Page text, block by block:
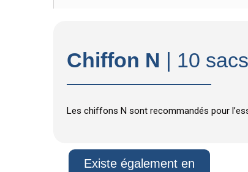
Chiffon N | 10
Les chiffons N sont recommandés pour
Existe également en